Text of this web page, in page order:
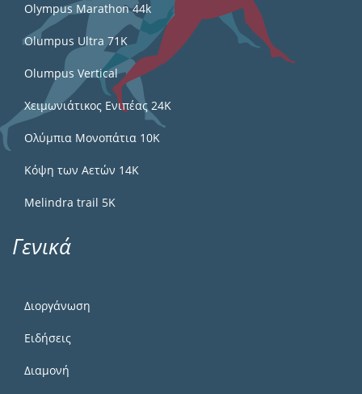
Olympus Marathon 44k
Olumpus Ultra 71K
Olumpus Vertical
Χειμωνιάτικος Ενιπέας 24Κ
Ολύμπια Μονοπάτια 10Κ
Κόψη των Αετών 14Κ
Melindra trail 5Κ
Γενικά
Διοργάνωση
Ειδήσεις
Διαμονή